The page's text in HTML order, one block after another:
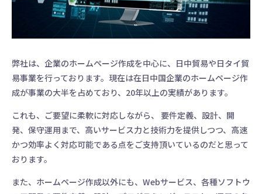
弊社は、企業のホームページ作成を中心に、日中貿易や日タイ貿
易事業を行っております。現在は在日中国企業のホームページ作
成が事業の大半を占めており、20年以上の実績があります。
これも、ご要望に柔軟に対応しながら、 要件定義、設計、開
発、保守運用まで、高いサービス力と技術力を提供しつつ、高速
かつ効率よく対応可能である点をご支持頂いているのだと思って
おります。
また、ホームページ作成以外にも、Webサービス、各種ソフトウ